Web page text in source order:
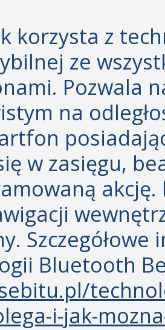
korzysta z
ze
Pozwala
na
w zasięgu,
Bluetooth
i-jak-